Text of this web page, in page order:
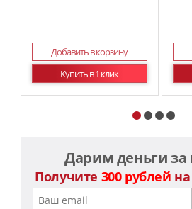
Добавить в корзину
Купить в 1 клик
Дарим деньги за
Получите 300 рублей